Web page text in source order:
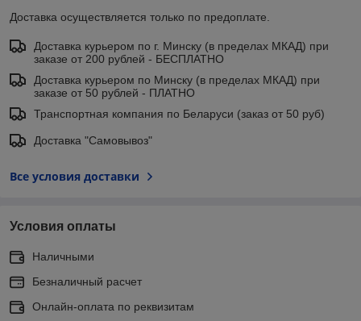
Доставка осуществляется только по предоплате.
Доставка курьером по г. Минску (в пределах МКАД) при
заказе от 200 рублей - БЕСПЛАТНО
Доставка курьером по Минску (в пределах МКАД) при
заказе от 50 рублей - ПЛАТНО
Транспортная компания по Беларуси (заказ от 50 руб)
Доставка "Самовывоз"
Все условия доставки
Условия оплаты
Наличными
Безналичный расчет
Онлайн-оплата по реквизитам